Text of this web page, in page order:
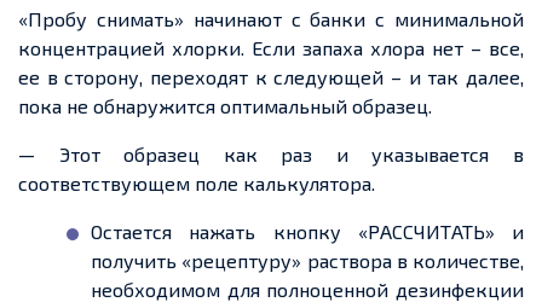
«Пробу снимать» начинают с банки с минимальной
концентрацией хлорки. Если запаха хлора нет – все,
ее в сторону, переходят к следующей – и так далее,
пока не обнаружится оптимальный образец.
— Этот образец как раз и указывается в
соответствующем поле калькулятора.
Остается нажать кнопку «РАССЧИТАТЬ» и
получить «рецептуру» раствора в количестве,
необходимом для полноценной дезинфекции